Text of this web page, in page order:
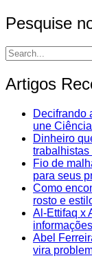
Pesquise
Artigos
Decifrando
une
Dinheiro
trabalhistas
Fio de
para seus
Como
rosto e
Al-Ettifaq x
Abel
vira